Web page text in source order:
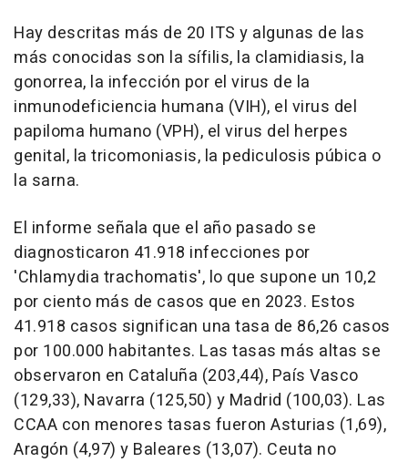
Hay descritas más de 20 ITS y algunas de las
más conocidas son la sífilis, la clamidiasis, la
gonorrea, la infección por el virus de la
inmunodeficiencia humana (VIH), el virus del
papiloma humano (VPH), el virus del herpes
genital, la tricomoniasis, la pediculosis púbica o
la sarna.
El informe señala que el año pasado se
diagnosticaron 41.918 infecciones por
'Chlamydia trachomatis', lo que supone un 10,2
por ciento más de casos que en 2023. Estos
41.918 casos significan una tasa de 86,26 casos
por 100.000 habitantes. Las tasas más altas se
observaron en Cataluña (203,44), País Vasco
(129,33), Navarra (125,50) y Madrid (100,03). Las
CCAA con menores tasas fueron Asturias (1,69),
Aragón (4,97) y Baleares (13,07). Ceuta no